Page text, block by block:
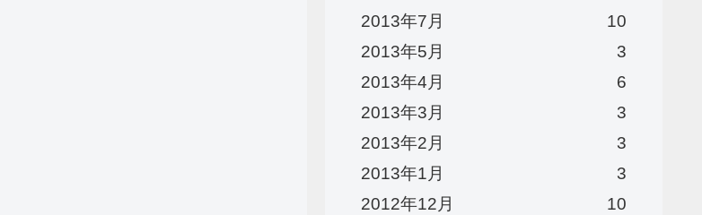
2013年7月
10
2013年5月
3
2013年4月
6
2013年3月
3
2013年2月
3
2013年1月
3
2012年12月
10